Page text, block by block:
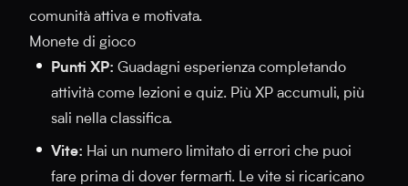
comunità attiva e motivata.
Monete di gioco
Punti XP: Guadagni esperienza completando
attività come lezioni e quiz. Più XP accumuli, più
sali nella classifica.
Vite: Hai un numero limitato di errori che puoi
fare prima di dover fermarti. Le vite si ricaricano